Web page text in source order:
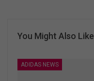
You Might Also Like
ADIDAS NEWS